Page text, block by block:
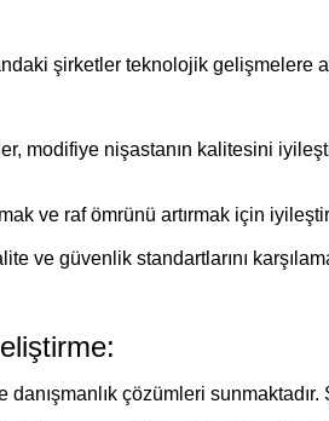
şirketler teknolojik gelişmelere
modifiye nişastanın kalitesini
ve raf ömrünü artırmak için
ve güvenlik standartlarını
çözümleri